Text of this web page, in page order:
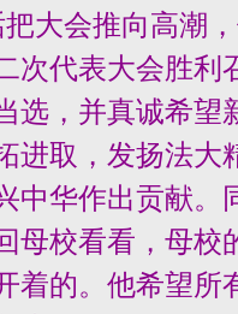
大会推向高潮
次代表大会胜利
选，并真诚希望
进取，发扬法大
中华作出贡献。
母校看看，母校
着的。他希望所